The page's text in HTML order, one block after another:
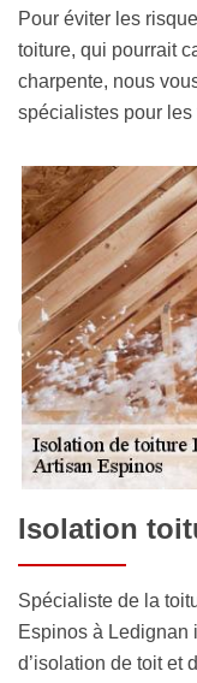
Pour éviter les
toiture, qui pourrait
charpente, nous
spécialistes pour les
Isolation
Spécialiste de la
Espinos à Ledignan
d’isolation de toit et